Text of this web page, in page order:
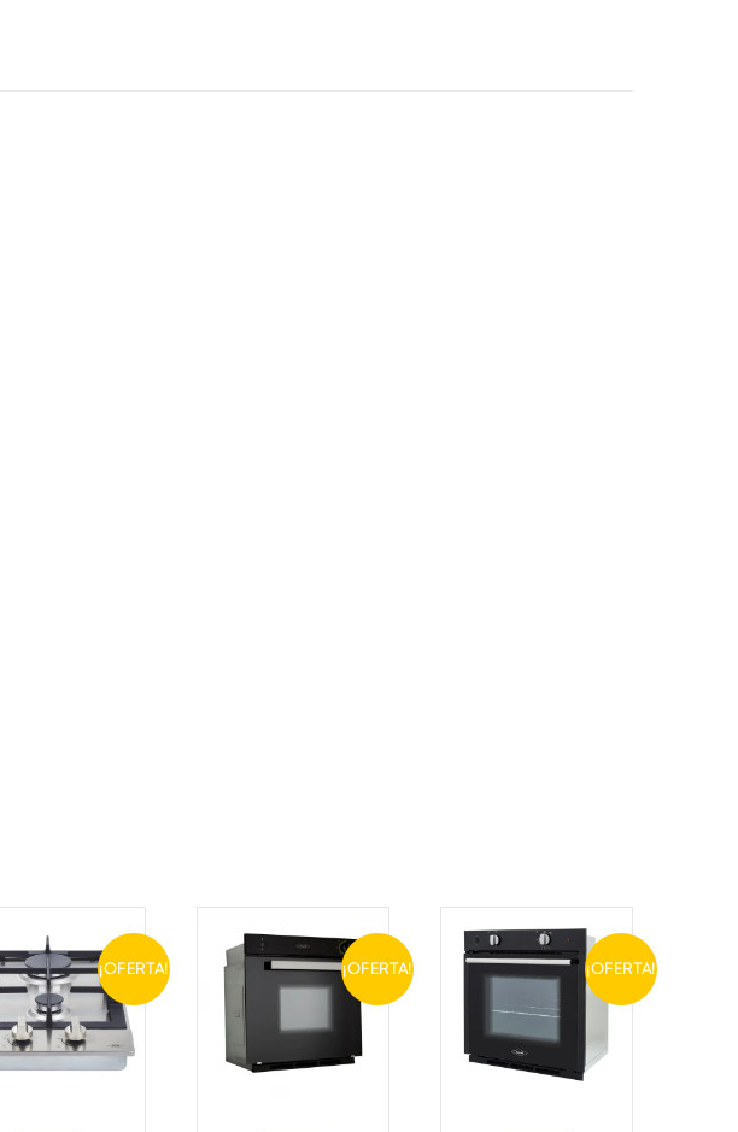
¡OFERTA! ¡OFERTA! ¡OFERTA!